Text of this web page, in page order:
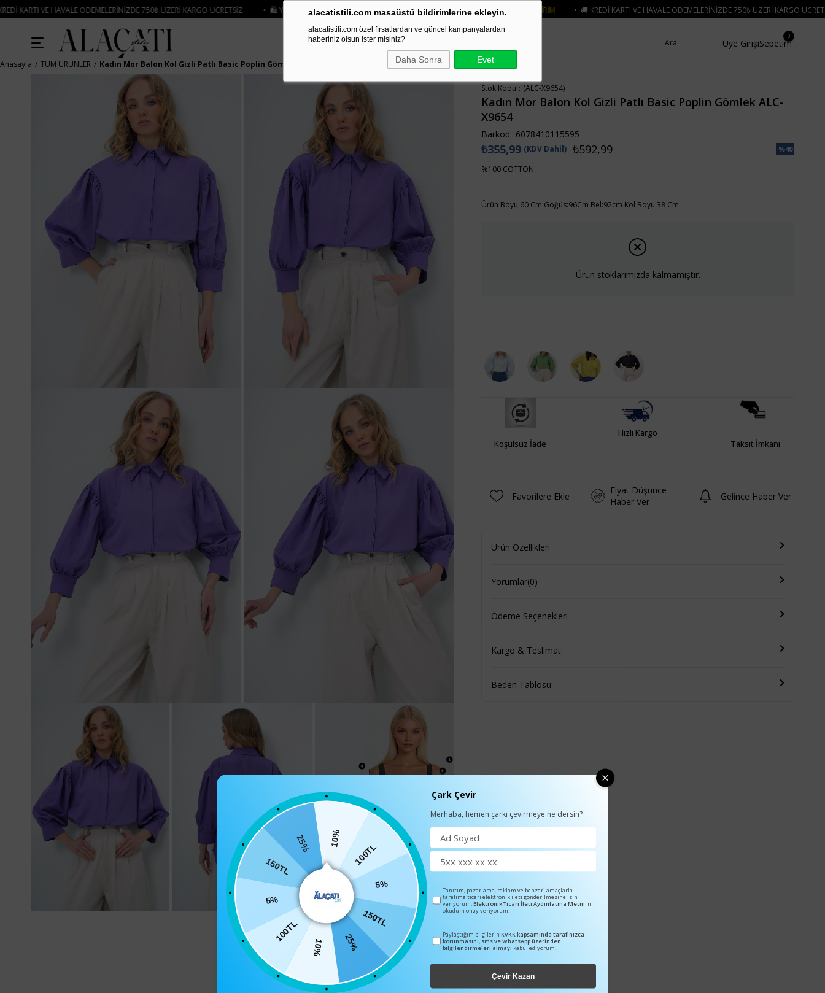
alacatistili.com masaüstü bildirimlerine ekleyin.
alacatistili.com özel fırsatlardan ve güncel kampanyalardan
haberiniz olsun ister misiniz?
Daha Sonra Evet
750₺ ÜZERI KARGO ÜCRETSIZ • 🛍️ YENI SEZON ÜRÜNLERINDE 2 ÜRÜN VE ÜZERI SIPARIŞLERDE SEPETTE%15 İNDIRIM • 🚚 KREDI KARTI VE HAVALE ÖDEMELERINIZDE 750₺ ÜZERI KARGO ÜCRETSIZ • 🛍️ YENI SEZON
Üye GirişiSepetim
0
Anasayfa TÜM ÜRÜNLER Kadın Mor Balon Kol Gizli Patlı Basic Poplin Gömlek ALC-X9654
Stok Kodu (ALC-X9654)
Kadın Mor Balon Kol Gizli Patlı Basic Poplin Gömlek ALC-
X9654
Barkod : 6078410115595
%40
₺592,99
₺355,99 (KDV Dahil)
%100 COTTON
Ürün Boyu:60 Cm Göğüs:96Cm Bel:92cm Kol Boyu:38 Cm
Ürün stoklarımızda kalmamıştır.
Koşulsuz İade
Hızlı Kargo
Taksit İmkanı
Favorilere Ekle
Fiyat Düşünce
Haber Ver
Gelince Haber Ver
Ürün Özellikleri
Yorumlar(0)
Ödeme Seçenekleri
Kargo & Teslimat
Beden Tablosu
BENZER ÜRÜNLER
10%
100TL
5%
150TL
25%
10%
100TL
5%
150TL
25%
Çark Çevir
Merhaba, hemen çarkı çevirmeye ne dersin?
Tanıtım, pazarlama, reklam ve benzeri amaçlarla
tarafıma ticari elektronik ileti gönderilmesine izin
veriyorum. Elektronik Ticari İleti Aydınlatma Metni 'ni
okudum onay veriyorum.
Paylaştığım bilgilerin KVKK kapsamında tarafınızca
korunmasını, sms ve WhatsApp üzerinden
bilgilendirmeleri almayı kabul ediyorum.
Çevir Kazan